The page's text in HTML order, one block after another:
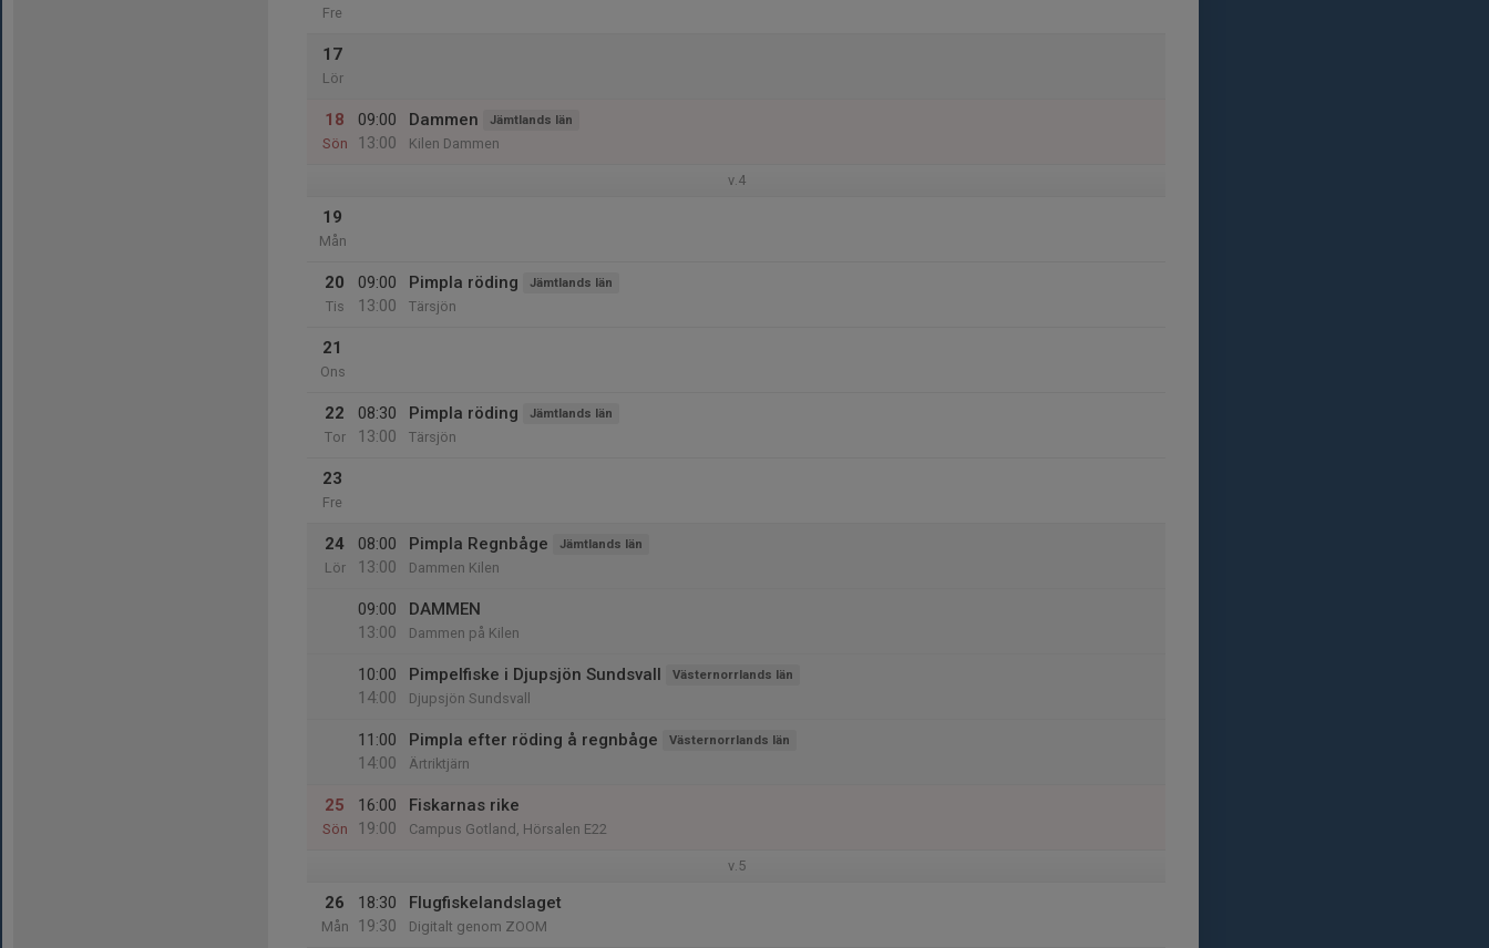
Fre
17
Lör
18
Sön
09:00
13:00
Dammen Jämtlands län
Kilen Dammen
v.4
19
Mån
20
Tis
09:00
13:00
Pimpla röding Jämtlands län
Tärsjön
21
Ons
22
Tor
08:30
13:00
Pimpla röding Jämtlands län
Tärsjön
23
Fre
24
Lör
08:00
13:00
Pimpla Regnbåge Jämtlands län
Dammen Kilen
09:00
13:00
DAMMEN
Dammen på Kilen
10:00
14:00
Pimpelfiske i Djupsjön Sundsvall Västernorrlands län
Djupsjön Sundsvall
11:00
14:00
Pimpla efter röding å regnbåge Västernorrlands län
Ärtriktjärn
25
Sön
16:00
19:00
Fiskarnas rike
Campus Gotland, Hörsalen E22
v.5
26
Mån
18:30
19:30
Flugfiskelandslaget
Digitalt genom ZOOM